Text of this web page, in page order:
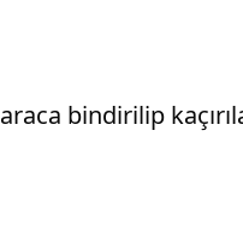
bindirilip